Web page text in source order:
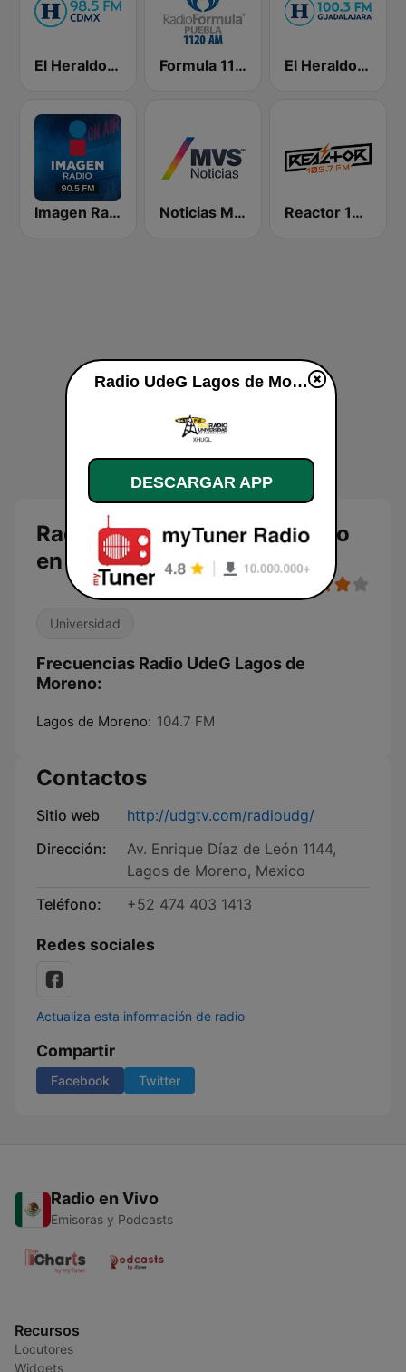
El Heraldo de México Formula 1120 AM El Heraldo - Guadalajara
Imagen Radio 90.5 FM Noticias MVS Reactor 105.7 FM
Radio UdeG Lagos de Moreno
en vivo
Universidad
Frecuencias Radio UdeG Lagos de
Moreno:
Lagos de Moreno: 104.7 FM
Contactos
Sitio web
http://udgtv.com/radioudg/
Dirección:
Av. Enrique Díaz de León 1144,
Lagos de Moreno, Mexico
Teléfono:
+52 474 403 1413
Redes sociales
Actualiza esta información de radio
Compartir
Facebook Twitter
Radio en Vivo
Emisoras y Podcasts
Recursos
Locutores
Widgets
Radio UdeG Lagos de Moreno en vivo
DESCARGAR APP